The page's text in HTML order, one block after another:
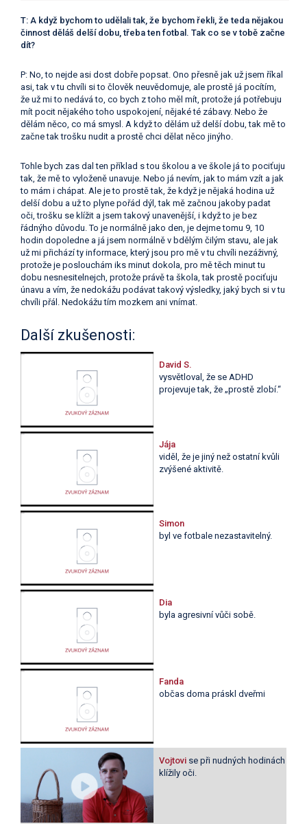
T: A když bychom to udělali tak, že bychom řekli, že teda nějakou
činnost děláš delší dobu, třeba ten fotbal. Tak co se v tobě začne
dít?
P: No, to nejde asi dost dobře popsat. Ono přesně jak už jsem říkal
asi, tak v tu chvíli si to člověk neuvědomuje, ale prostě já pocítím,
že už mi to nedává to, co bych z toho měl mít, protože já potřebuju
mít pocit nějakého toho uspokojení, nějaké té zábavy. Nebo že
dělám něco, co má smysl. A když to dělám už delší dobu, tak mě to
začne tak trošku nudit a prostě chci dělat něco jinýho.
Tohle bych zas dal ten příklad s tou školou a ve škole já to pociťuju
tak, že mě to vyloženě unavuje. Nebo já nevím, jak to mám vzít a jak
to mám i chápat. Ale je to prostě tak, že když je nějaká hodina už
delší dobu a už to plyne pořád dýl, tak mě začnou jakoby padat
oči, trošku se klížit a jsem takový unavenější, i když to je bez
řádnýho důvodu. To je normálně jako den, je dejme tomu 9, 10
hodin dopoledne a já jsem normálně v bdělým čilým stavu, ale jak
už mi přichází ty informace, který jsou pro mě v tu chvíli nezáživný,
protože je poslouchám iks minut dokola, pro mě těch minut tu
dobu nesnesitelnejch, protože právě ta škola, tak prostě pociťuju
únavu a vím, že nedokážu podávat takový výsledky, jaký bych si v tu
chvíli přál. Nedokážu tím mozkem ani vnímat.
Další zkušenosti:
David S.
vysvětloval, že se ADHD
projevuje tak, že „prostě zlobí.“
Jája
viděl, že je jiný než ostatní kvůli
zvýšené aktivitě.
Simon
byl ve fotbale nezastavitelný.
Dia
byla agresivní vůči sobě.
Fanda
občas doma práskl dveřmi
Vojtovi se při nudných hodinách
klížily oči.